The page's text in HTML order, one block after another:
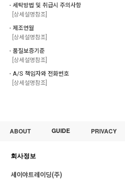
ㆍ세탁방법 및 취급시 주의사항
[상세설명참조]
ㆍ제조연월
[상세설명참조]
ㆍ품질보증기준
[상세설명참조]
ㆍA/S 책임자와 전화번호
[상세설명참조]
ABOUT GUIDE PRIVACY
회사정보
세이야트레이딩(주)